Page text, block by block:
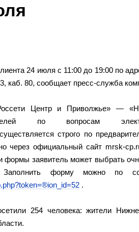
24 июля с 11:00 до 19:00 по
каб. 80, сообщает пресс-служба
Центр и Приволжье» —
по вопросам
строго по
через официальный сайт mrsk-
формы заявитель может выбрать
Заполнить форму можно по
.
254 человека: жители